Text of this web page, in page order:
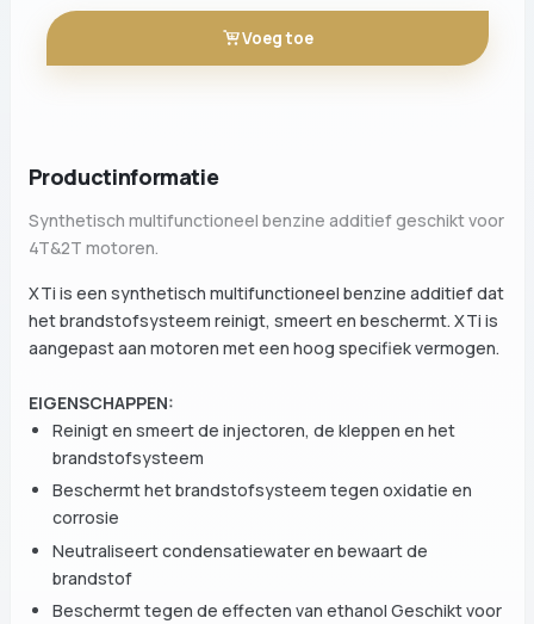
Voeg toe
Productinformatie
Synthetisch multifunctioneel benzine additief geschikt voor
4T&2T motoren.
XTi is een synthetisch multifunctioneel benzine additief dat
het brandstofsysteem reinigt, smeert en beschermt. XTi is
aangepast aan motoren met een hoog specifiek vermogen.
EIGENSCHAPPEN:
Reinigt en smeert de injectoren, de kleppen en het
brandstofsysteem
Beschermt het brandstofsysteem tegen oxidatie en
corrosie
Neutraliseert condensatiewater en bewaart de
brandstof
Beschermt tegen de effecten van ethanol Geschikt voor